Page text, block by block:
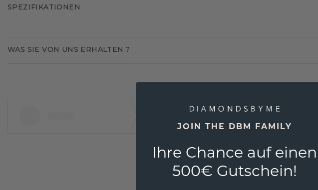
SPEZIFIKATIONEN
WAS SIE VON UNS ERHALTEN ?
JOIN THE DBM FAMILY
Ihre Chance auf einen
500€ Gutschein!